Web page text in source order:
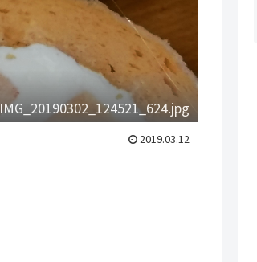
IMG_20190302_124521_624.jpg
2019.03.12